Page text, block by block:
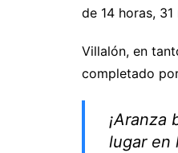
de 14 horas,
Villalón, en
completado
¡Aranza
lugar en